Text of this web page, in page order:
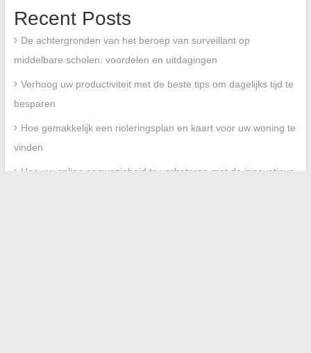
Recent Posts
De achtergronden van het beroep van surveillant op
middelbare scholen: voordelen en uitdagingen
Verhoog uw productiviteit met de beste tips om dagelijks tijd te
besparen
Hoe gemakkelijk een rioleringsplan en kaart voor uw woning te
vinden
Hoe uw online aanwezigheid te verbeteren met de innovatieve